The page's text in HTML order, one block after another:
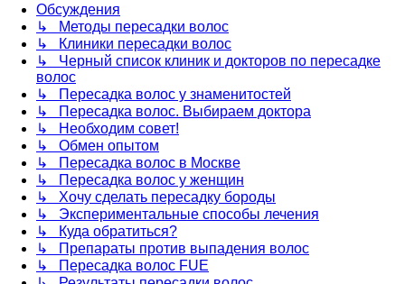
Обсуждения
↳ Методы пересадки волос
↳ Клиники пересадки волос
↳ Черный список клиник и докторов по пересадке
волос
↳ Пересадка волос у знаменитостей
↳ Пересадка волос. Выбираем доктора
↳ Необходим совет!
↳ Обмен опытом
↳ Пересадка волос в Москве
↳ Пересадка волос у женщин
↳ Хочу сделать пересадку бороды
↳ Экспериментальные способы лечения
↳ Куда обратиться?
↳ Препараты против выпадения волос
↳ Пересадка волос FUE